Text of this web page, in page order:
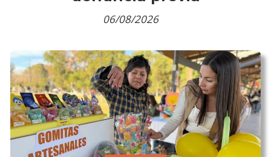
06/08/2026